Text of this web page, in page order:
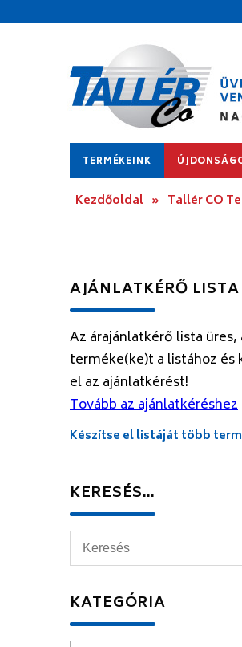
TERMÉKEINK
Kezdőoldal » Tallér CO
AJÁNLATKÉRŐ LISTA
Az árajánlatkérő lista üres,
terméke(ke)t a listához és
el az ajánlatkérést!
Tovább az ajánlatkéréshez
Készítse el listáját több
KERESÉS…
KATEGÓRIA